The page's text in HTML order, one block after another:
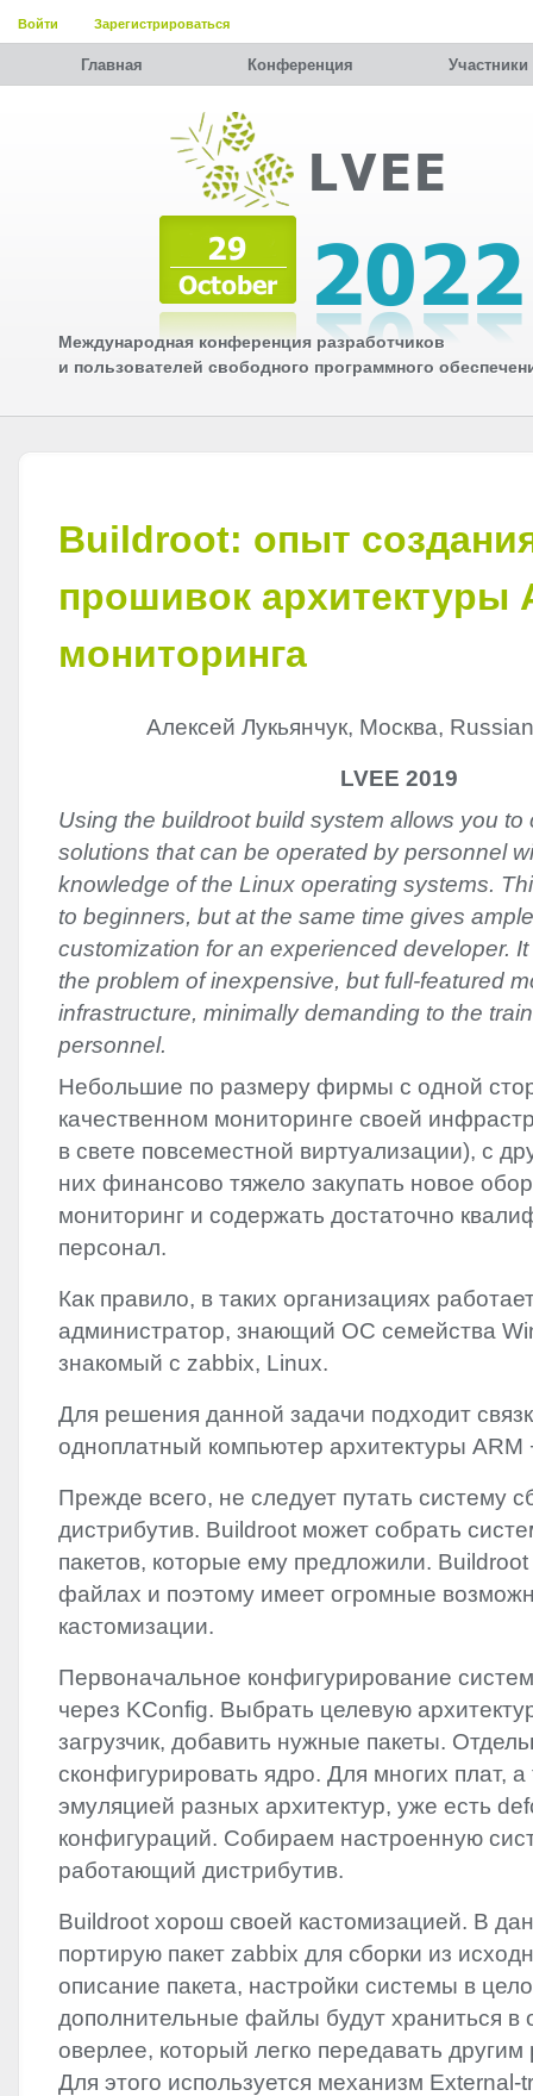
Войти Зарегистрироваться
Главная Конференция Участники
Международная конференция разработчиков
и пользователей свободного программного
Buildroot: опыт
прошивок архитектуры
мониторинга
Алексей Лукьянчук, Москва,
LVEE 2019
Using the buildroot build system allows you
solutions that can be operated by personnel
knowledge of the Linux operating systems.
to beginners, but at the same time gives
customization for an experienced developer.
the problem of inexpensive, but full-featured
infrastructure, minimally demanding to the
personnel.
Небольшие по размеру фирмы с одной
качественном мониторинге своей
в свете повсеместной виртуализации), с
них финансово тяжело закупать новое
мониторинг и содержать достаточно
персонал.
Как правило, в таких организациях
администратор, знающий ОС семейства
знакомый с zabbix, Linux.
Для решения данной задачи подходит
одноплатный компьютер архитектуры ARM
Прежде всего, не следует путать систему
дистрибутив. Buildroot может собрать
пакетов, которые ему предложили.
файлах и поэтому имеет огромные
кастомизации.
Первоначальное конфигурирование
через KConfig. Выбрать целевую
загрузчик, добавить нужные пакеты.
сконфигурировать ядро. Для многих плат,
эмуляцией разных архитектур, уже есть
конфигураций. Собираем настроенную
работающий дистрибутив.
Buildroot хорош своей кастомизацией. В
портирую пакет zabbix для сборки из
описание пакета, настройки системы в
дополнительные файлы будут храниться в
оверлее, который легко передавать другим
Для этого используется механизм External-